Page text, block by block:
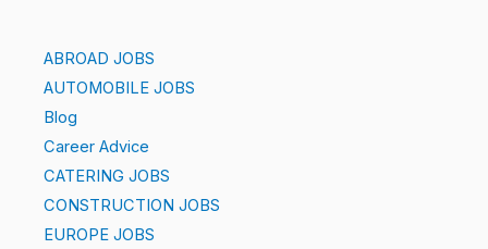
ABROAD JOBS
AUTOMOBILE JOBS
Blog
Career Advice
CATERING JOBS
CONSTRUCTION JOBS
EUROPE JOBS